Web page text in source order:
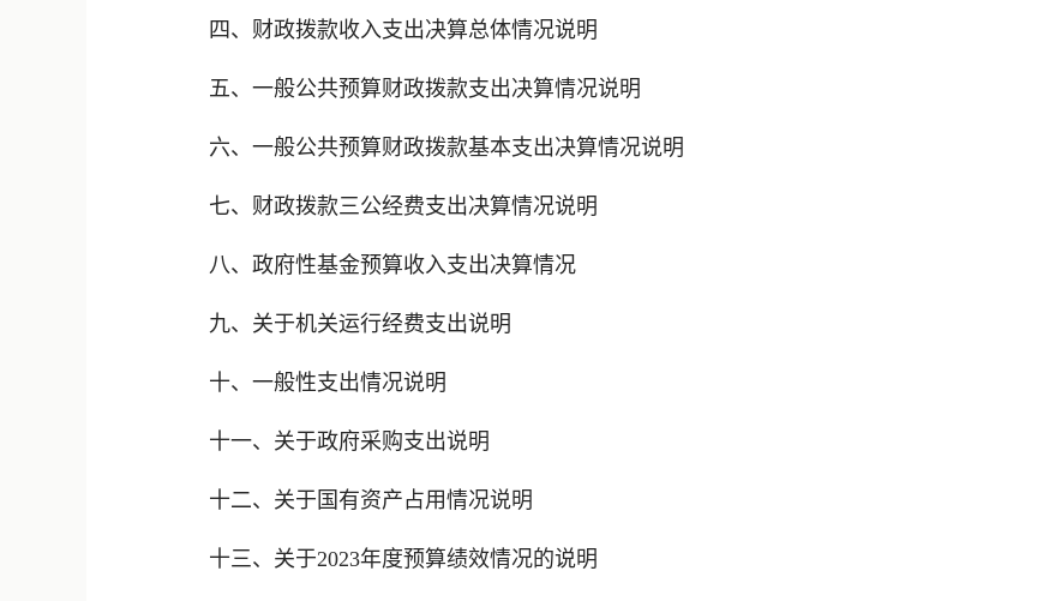
四、财政拨款收入支出决算总体情况说明
五、一般公共预算财政拨款支出决算情况说明
六、一般公共预算财政拨款基本支出决算情况说明
七、财政拨款三公经费支出决算情况说明
八、政府性基金预算收入支出决算情况
九、关于机关运行经费支出说明
十、一般性支出情况说明
十一、关于政府采购支出说明
十二、关于国有资产占用情况说明
十三、关于2023年度预算绩效情况的说明